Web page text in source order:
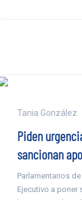
Tania González
Piden
sancionan
Parlamentarios
Ejecutivo a poner